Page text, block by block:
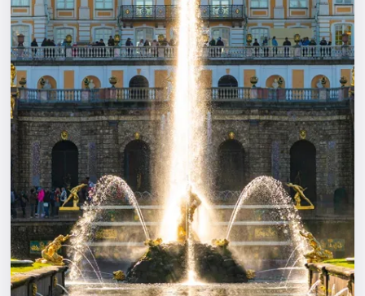
Города
Площадки
Артисты
Рейтинги